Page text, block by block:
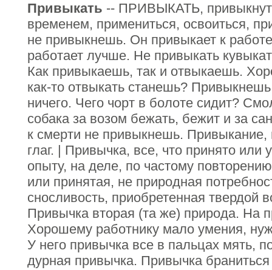
Привыкать -- ПРИВЫКАТЬ,
временем, примениться, освоиться,
не привыкнешь. Он привыкает к
работает лучше. Не привыкать
Как привыкаешь, так и отвыкаешь.
как-то отвыкать станешь?
ничего. Чего чорт в болоте сидит?
собака за возом бежать, бежит и за
к смерти не привыкнешь. Привыкание,
глаг. | Привычка, все, что принято или
опыту, на деле, по частому
или принятая, не природная
сносливость, приобретенная твердой
Привычка вторая (та же) природа. На
Хорошему работнику мало умения,
У него привычка все в пальцах мять,
дурная привычка. Привычка браниться